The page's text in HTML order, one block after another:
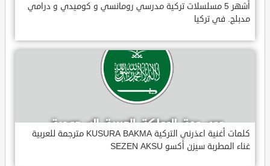
أشهر 5 مسلسلات تركية مدرسي رومانسي و كوميدي و درامي
مدبلج. في تركيا
كلمات أغنية اعذرني التركية KUSURA BAKMA مترجمة للعربية
غناء المطربة سيزن أكسو SEZEN AKSU